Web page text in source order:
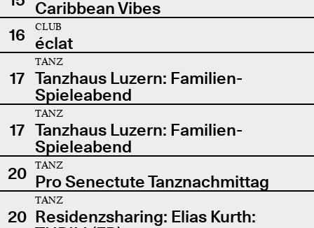
Caribbean Vibes
16
CLUB
éclat
17
TANZ
Tanzhaus Luzern: Familien-
Spieleabend
17
TANZ
Tanzhaus Luzern: Familien-
Spieleabend
20
TANZ
Pro Senectute Tanznachmittag
20
TANZ
Residenzsharing: Elias Kurth: